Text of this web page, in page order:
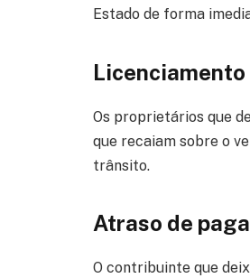
Estado de forma
Licenciamento
Os proprietários que
que recaiam sobre o
trânsito.
Atraso de
O contribuinte que